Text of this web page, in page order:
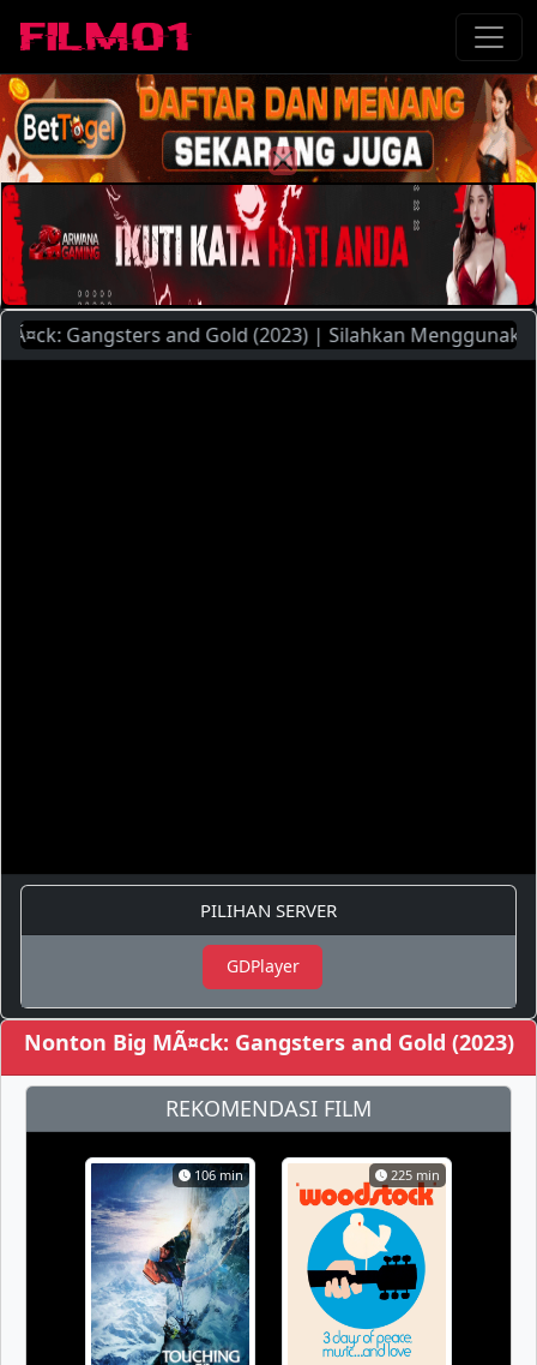
Gangsters and Gold (2023) | Silahkan Menggunakan
PILIHAN SERVER
GDPlayer
Nonton Big MÃ¤ck: Gangsters and Gold (2023)
REKOMENDASI FILM
106 min 225 min